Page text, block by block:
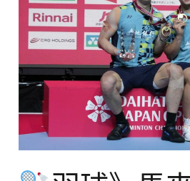
銜
台
將
球》
馬
來
西
名